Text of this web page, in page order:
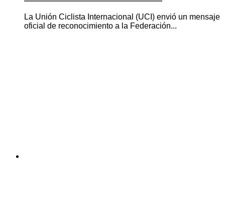
La Unión Ciclista Internacional (UCI) envió un mensaje
oficial de reconocimiento a la Federación...